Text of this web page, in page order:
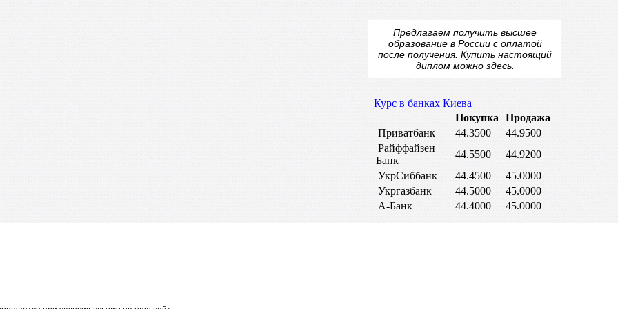
Предлагаем получить высшее
образование в России с оплатой
после получения. Купить настоящий
дипломможно здесь.